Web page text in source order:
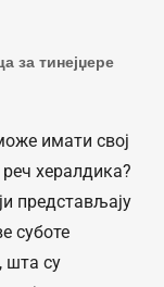
за тинејџере
имати свој
хералдика?
представљају
суботе
шта су